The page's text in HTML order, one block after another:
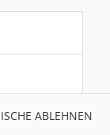
Gemeindefuchs
ABLEHNEN